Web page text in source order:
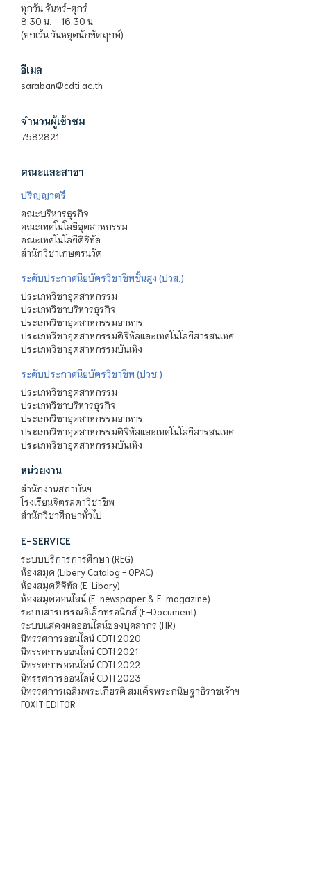
ทุกวัน จันทร์-ศุกร์
8.30 น. – 16.30 น.
(ยกเว้น วันหยุดนักขัตฤกษ์)
อีเมล
saraban@cdti.ac.th
จำนวนผู้เข้าชม
7582821
คณะและสาขา
ปริญญาตรี
คณะบริหารธุรกิจ
คณะเทคโนโลยีอุตสาหกรรม
คณะเทคโนโลยีดิจิทัล
สำนักวิชาเกษตรนวัต
ระดับประกาศนียบัตรวิชาชีพชั้นสูง (ปวส.)
ประเภทวิชาอุตสาหกรรม
ประเภทวิชาบริหารธุรกิจ
ประเภทวิชาอุตสาหกรรมอาหาร
ประเภทวิชาอุตสาหกรรมดิจิทัลและเทคโนโลยีสารสนเทศ
ประเภทวิชาอุตสาหกรรมบันเทิง
ระดับประกาศนียบัตรวิชาชีพ (ปวช.)
ประเภทวิชาอุตสาหกรรม
ประเภทวิชาบริหารธุรกิจ
ประเภทวิชาอุตสาหกรรมอาหาร
ประเภทวิชาอุตสาหกรรมดิจิทัลและเทคโนโลยีสารสนเทศ
ประเภทวิชาอุตสาหกรรมบันเทิง
หน่วยงาน
สำนักงานสถาบันฯ
โรงเรียนจิตรลดาวิชาชีพ
สำนักวิชาศึกษาทั่วไป
E-SERVICE
ระบบบริการการศึกษา (REG)
ห้องสมุด (Libery Catalog - OPAC)
ห้องสมุดดิจิทัล (E-Libary)
ห้องสมุดออนไลน์ (E-newspaper & E-magazine)
ระบบสารบรรณอิเล็กทรอนิกส์ (E-Document)
ระบบแสดงผลออนไลน์ของบุคลากร (HR)
นิทรรศการออนไลน์ CDTI 2020
นิทรรศการออนไลน์ CDTI 2021
นิทรรศการออนไลน์ CDTI 2022
นิทรรศการออนไลน์ CDTI 2023
นิทรรศการเฉลิมพระเกียรติ สมเด็จพระกนิษฐาธิราชเจ้าฯ
FOXIT EDITOR